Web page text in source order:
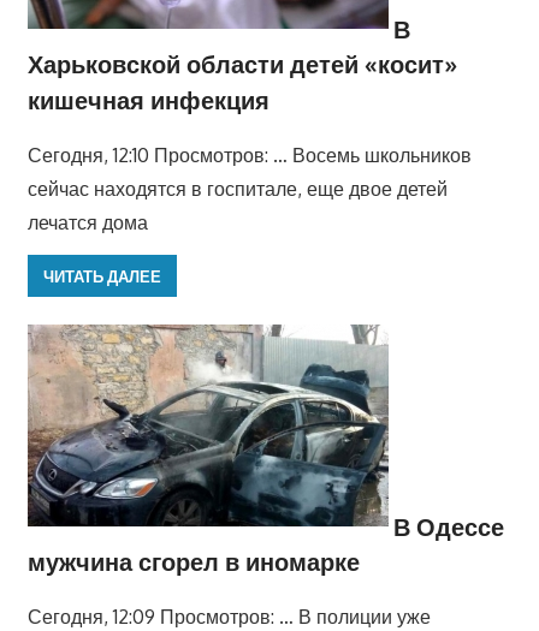
В
Харьковской области детей «косит»
кишечная инфекция
Сегодня, 12:10 Просмотров: … Восемь школьников
сейчас находятся в госпитале, еще двое детей
лечатся дома
ЧИТАТЬ ДАЛЕЕ
В Одессе
мужчина сгорел в иномарке
Сегодня, 12:09 Просмотров: … В полиции уже